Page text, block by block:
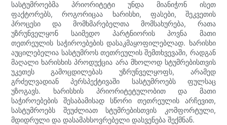
სასტუმროებმა პრიორიტეტი უნდა მიანიჭონ ისეთ
ფაქტორებს, როგორიცაა ხარისხი, ფასები, შეკვეთის
პროცესი და მომხმარებელთა მომსახურება, რათა
უზრუნველყონ საიმედო პარტნიორის პოვნა მათი
თეთრეულის საჭიროებების დასაკმაყოფილებლად. ხარისხი
აუცილებელია სასტუმროს თეთრეულის შემთხვევაში, რადგან
მაღალი ხარისხის პროდუქცია არა მხოლოდ სტუმრებისთვის
უკეთეს გამოცდილებას უზრუნველყოფს, არამედ
გრძელვადიან პერსპექტივაში სასტუმროებს ფულსაც
უზოგავს. ხარისხის პრიორიტეტულობით და მათი
საჭიროებების შესაბამისად სწორი თეთრეულის არჩევით,
სასტუმროებს შეუძლიათ სტუმრებისთვის კომფორტული,
მდიდრული და დასამახსოვრებელი დასვენება შექმნან.